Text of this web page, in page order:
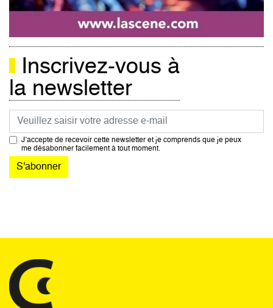
Inscrivez-vous à
la newsletter
Courriel
J’accepte de recevoir cette newsletter et je comprends que je peux
me désabonner facilement à tout moment.